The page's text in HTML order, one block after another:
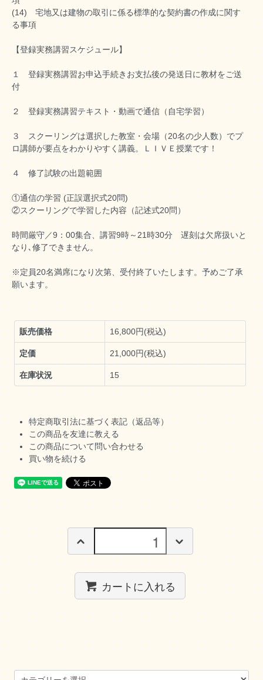
(14) 宅地又は建物の取引に係る標準的な契約書の作成に関す
る事項
【登録実務講習スケジュール】
１ 登録実務講習お申込手続きお支払後の発送日に教材をご送
付
２ 登録実務講習テキスト・動画で通信（自宅学習）
３ スクーリングは選択した教室・会場（20名の少人数）でプ
ロ講師が要点をわかりやすく講義。ＬＩＶＥ授業です！
４ 修了試験の出題範囲
①通信の学習 (正誤選択式20問)
②スクーリングで学習した内容（記述式20問）
時間厳守／9：00集合、講習9時～21時30分 遅刻は欠席扱いと
なり､修了できません。
※定員20名満席になり次第、受付終了いたします。予めご了承
願います。
販売価格 16,800円(税込)
定価 21,000円(税込)
在庫状況 15
特定商取引法に基づく表記（返品等）
この商品を友達に教える
この商品について問い合わせる
買い物を続ける
カートに入れる